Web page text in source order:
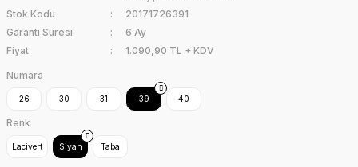
Stok Kodu
20171726391
Garanti Süresi
6 Ay
Fiyat
1.090,90 TL + KDV
Numara
26 30 31 39 40
Renk
Lacivert Siyah Taba